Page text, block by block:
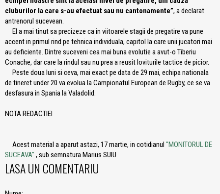
cluburilor la care s-au efectuat sau nu cantonamente”, a declarat
antrenorul sucevean.
El a mai tinut sa precizeze ca in viitoarele stagii de pregatire va pune
accent in primul rind pe tehnica individuala, capitol la care unii jucatori mai
au deficiente. Dintre suceveni cea mai buna evolutie a avut-o Tiberiu
Conache, dar care la rindul sau nu prea a reusit loviturile tactice de picior.
Peste doua luni si ceva, mai exact pe data de 29 mai, echipa nationala
de tineret under 20 va evolua la Campionatul European de Rugby, ce se va
desfasura in Spania la Valadolid.
NOTA REDACTIEI
Acest material a aparut astazi, 17 martie, in cotidianul "MONITORUL DE
SUCEAVA" , sub semnatura Marius SUIU.
LASA UN COMENTARIU